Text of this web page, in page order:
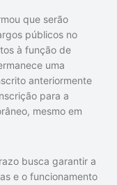
que serão
públicos no
à função de
uma
anteriormente
para a
mesmo em
busca garantir a
e o funcionamento